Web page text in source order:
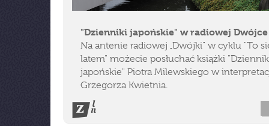
"Dzienniki japońskie" w radiowej Dwójce
Na antenie radiowej „Dwójki" w cyklu "To
latem" możecie posłuchać książki
japońskie" Piotra Milewskiego w
Grzegorza Kwietnia.